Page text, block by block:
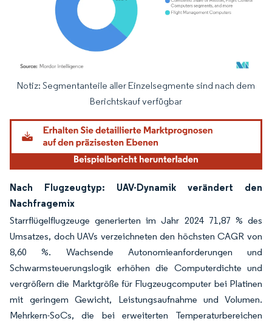
Bild © Mordor Intelligence. Wiederverwendung erfordert Namensnennung
Notiz: Segmentanteile aller Einzelsegmente sind nach dem
Berichtskauf verfügbar
Nach Flugzeugtyp: UAV-Dynamik verändert den
Nachfragemix
Starrflügelflugzeuge generierten im Jahr 2024 71,87 % des
Umsatzes, doch UAVs verzeichneten den höchsten CAGR von
8,60 %. Wachsende Autonomieanforderungen und
Schwarmsteuerungslogik erhöhen die Computerdichte und
vergrößern die Marktgröße für Flugzeugcomputer bei Platinen
mit geringem Gewicht, Leistungsaufnahme und Volumen.
Mehrkern-SoCs, die bei erweiterten Temperaturbereichen